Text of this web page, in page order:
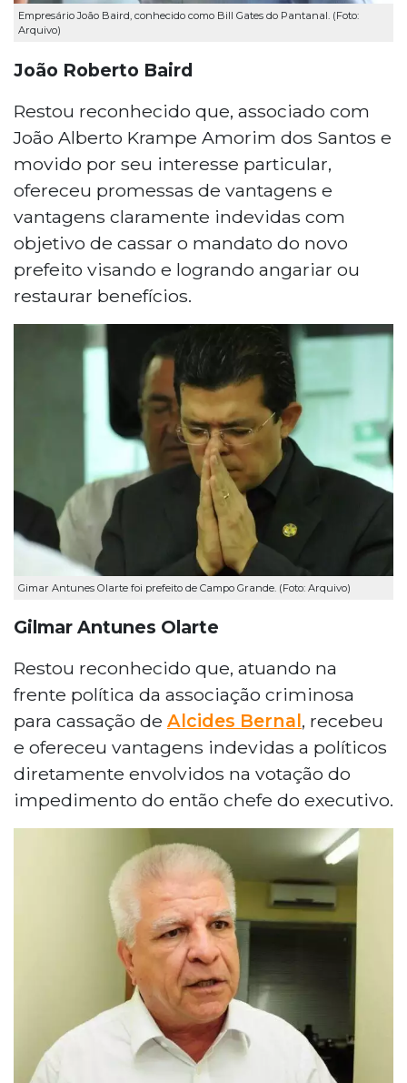
Empresário João Baird, conhecido como Bill Gates do Pantanal. (Foto:
Arquivo)
João Roberto Baird
Restou reconhecido que, associado com
João Alberto Krampe Amorim dos Santos e
movido por seu interesse particular,
ofereceu promessas de vantagens e
vantagens claramente indevidas com
objetivo de cassar o mandato do novo
prefeito visando e logrando angariar ou
restaurar benefícios.
Gimar Antunes Olarte foi prefeito de Campo Grande. (Foto: Arquivo)
Gilmar Antunes Olarte
Restou reconhecido que, atuando na
frente política da associação criminosa
para cassação de Alcides Bernal, recebeu
e ofereceu vantagens indevidas a políticos
diretamente envolvidos na votação do
impedimento do então chefe do executivo.